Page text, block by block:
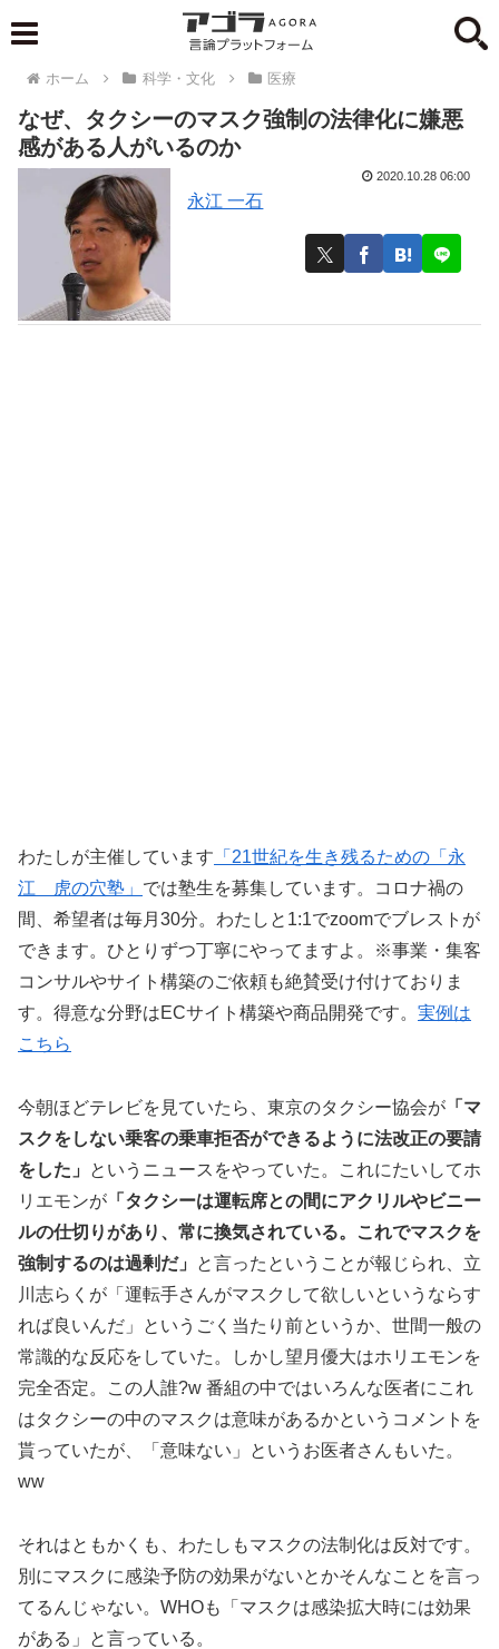
ホーム 科学・文化 医療
なぜ、タクシーのマスク強制の法律化に嫌悪
感がある人がいるのか
永江 一石
2020.10.28 06:00
わたしが主催しています 「21世紀を生き残るための「永
江 虎の穴塾」 では塾生を募集しています。コロナ禍の
間、希望者は毎月30分。わたしと1:1でzoomでブレストが
できます。ひとりずつ丁寧にやってますよ。※事業・集客
コンサルやサイト構築のご依頼も絶賛受け付けておりま
す。得意な分野はECサイト構築や商品開発です。 実例は
こちら
今朝ほどテレビを見ていたら、東京のタクシー協会が 「マ
スクをしない乗客の乗車拒否ができるように法改正の要請
をした」
というニュースをやっていた。これにたいしてホ
リエモンが 「タクシーは運転席との間にアクリルやビニー
ルの仕切りがあり、常に換気されている。これでマスクを
強制するのは過剰だ」
と言ったということが報じられ、立
川志らくが「運転手さんがマスクして欲しいというならす
れば良いんだ」というごく当たり前というか、世間一般の
常識的な反応をしていた。しかし望月優大はホリエモンを
完全否定。この人誰?w 番組の中ではいろんな医者にこれ
はタクシーの中のマスクは意味があるかというコメントを
貰っていたが、「意味ない」というお医者さんもいた。
ww
それはともかくも、わたしもマスクの法制化は反対です。
別にマスクに感染予防の効果がないとかそんなことを言っ
てるんじゃない。WHOも「マスクは感染拡大時には効果
がある」と言っている。